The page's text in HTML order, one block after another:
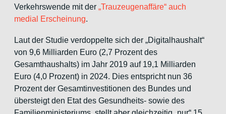
Verkehrswende mit der „Trauzeugenaffäre“ auch
medial Erscheinung.
Laut der Studie verdoppelte sich der „Digitalhaushalt“
von 9,6 Milliarden Euro (2,7 Prozent des
Gesamthaushalts) im Jahr 2019 auf 19,1 Milliarden
Euro (4,0 Prozent) in 2024. Dies entspricht nun 36
Prozent der Gesamtinvestitionen des Bundes und
übersteigt den Etat des Gesundheits- sowie des